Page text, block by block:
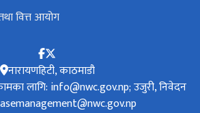
तथा वित्त आयोग
नारायणहिटी, काठमाडौ
लागि: info@nwc.gov.np; उजुरी, निवेदन